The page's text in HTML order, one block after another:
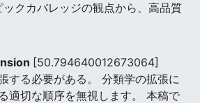
クカバレッジの観点から、高品質
[50.794640012673064]
する必要がある。 分類学の拡張に
適切な順序を無視します。 本稿で